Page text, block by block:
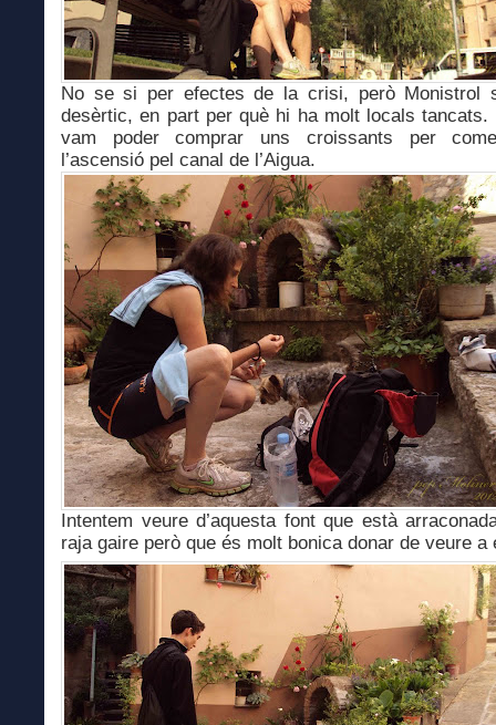
No se si per efectes de la crisi, però Monistrol
desèrtic, en part per què hi ha molt locals tancats.
vam poder comprar uns croissants per
l’ascensió pel canal de l’Aigua.
Intentem veure d’aquesta font que està
raja gaire però que és molt bonica donar de veure a